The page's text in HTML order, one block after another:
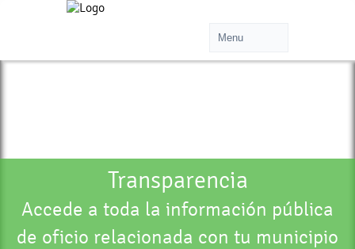
Transparencia
Accede a toda la información pública
de oficio relacionada con tu municipio